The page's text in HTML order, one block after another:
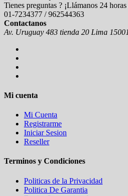
Tienes preguntas ? ¡Llámanos 24
01-7234377 / 962544363
Contactanos
Av. Uruguay 483 tienda 20 Lima 15001
Mi cuenta
Mi Cuenta
Registrarme
Iniciar Sesion
Reseller
Terminos y Condiciones
Politicas de la Privacidad
Politica De Garantia